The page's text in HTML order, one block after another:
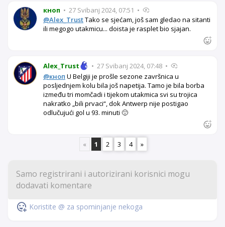
кноп • 27 Svibanj 2024, 07:51 •
@Alex_TrustTako se sjećam, još sam gledao na sitanti
ili megogo utakmicu... doista je rasplet bio sjajan.
Alex_Trust • 27 Svibanj 2024, 07:48 •
@кноп U Belgiji je prošle sezone završnica u
posljednjem kolu bila još napetija. Tamo je bila borba
između tri momčadi i tijekom utakmica svi su trojica
nakratko „bili prvaci“, dok Antwerp nije postigao
odlučujući gol u 93. minuti 🙂
« 1 2 3 4 »
Koristite @ za spominjanje nekoga